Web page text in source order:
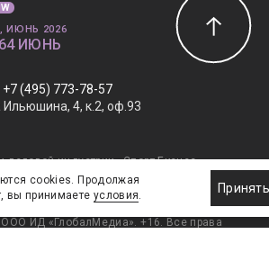
+7 (495) 773-78-57
4, к.2, оф.93
деловой индустрии «Спорт Бизнес
СМИ ЭЛ № ФС77-47450.
Савраева.Правовая информация
ООО ИД «ГлобалМедиа». +16. Все права
ИЮНЬ 2026
ИЮНЬ
cookies. Продолжая
вы принимаете условия.
Принять